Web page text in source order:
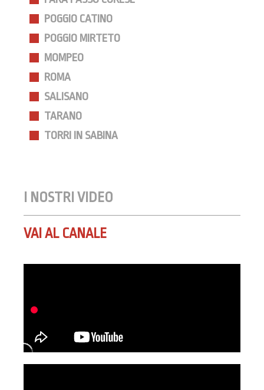
POGGIO CATINO
POGGIO MIRTETO
MOMPEO
ROMA
SALISANO
TARANO
TORRI IN SABINA
I NOSTRI VIDEO
VAI AL CANALE